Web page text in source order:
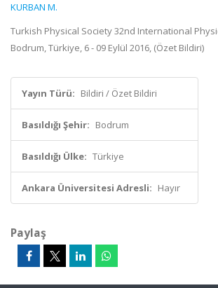
KURBAN M.
Turkish Physical Society 32nd International
Bodrum, Türkiye, 6 - 09 Eylül 2016, (Özet Bildiri)
Yayın Türü: Bildiri / Özet Bildiri
Basıldığı Şehir: Bodrum
Basıldığı Ülke: Türkiye
Ankara Üniversitesi Adresli: Hayır
Paylaş